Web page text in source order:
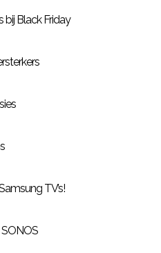
bij Black Friday
TV’s!
SONOS